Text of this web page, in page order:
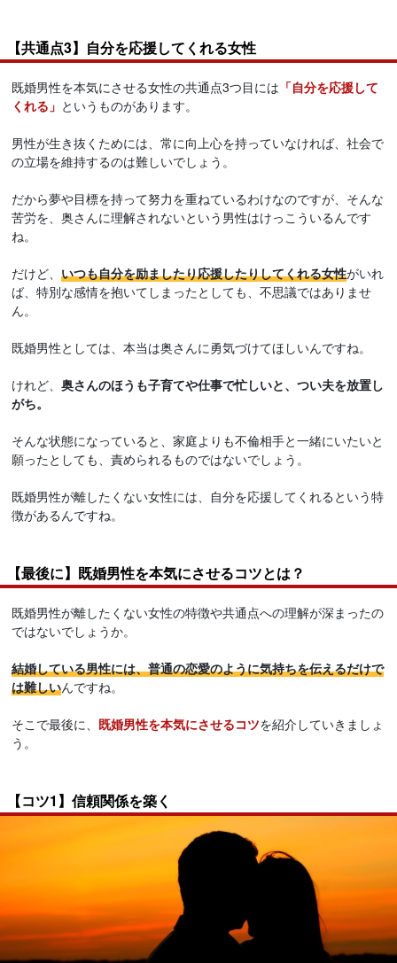
【共通点3】自分を応援してくれる女性
既婚男性を本気にさせる女性の共通点3つ目には 「自分を応援して
くれる」 というものがあります。
男性が生き抜くためには、常に向上心を持っていなければ、社会で
の立場を維持するのは難しいでしょう。
だから夢や目標を持って努力を重ねているわけなのですが、そんな
苦労を、奥さんに理解されないという男性はけっこういるんです
ね。
だけど、いつも自分を励ましたり応援したりしてくれる女性がいれ
ば、特別な感情を抱いてしまったとしても、不思議ではありませ
ん。
既婚男性としては、本当は奥さんに勇気づけてほしいんですね。
けれど、奥さんのほうも子育てや仕事で忙しいと、つい夫を放置し
がち。
そんな状態になっていると、家庭よりも不倫相手と一緒にいたいと
願ったとしても、責められるものではないでしょう。
既婚男性が離したくない女性には、自分を応援してくれるという特
徴があるんですね。
【最後に】既婚男性を本気にさせるコツとは？
既婚男性が離したくない女性の特徴や共通点への理解が深まったの
ではないでしょうか。
結婚している男性には、普通の恋愛のように気持ちを伝えるだけで
は難しいんですね。
そこで最後に、 既婚男性を本気にさせるコツを紹介していきましょ
う。
【コツ1】信頼関係を築く